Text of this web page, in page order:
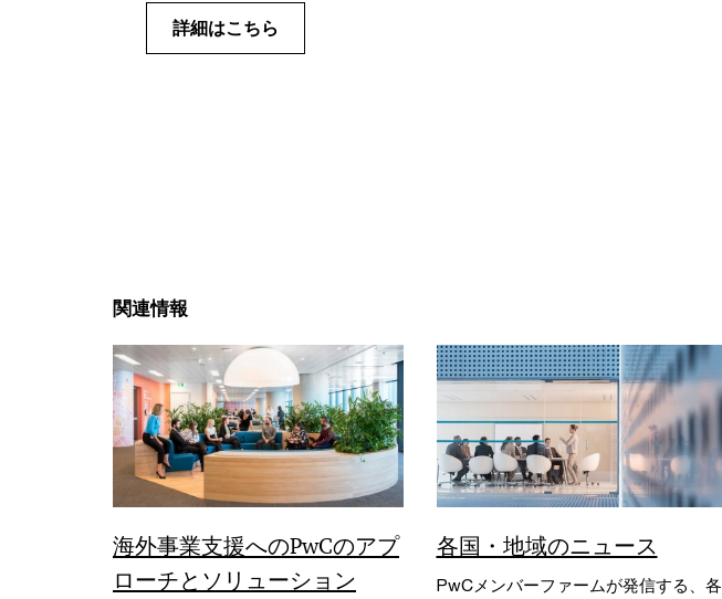
詳細はこちら
関連情報
海外事業支援へのPwCのアプ
ローチとソリューション
各国・地域のニュース
PwCメンバーファームが発信する、各